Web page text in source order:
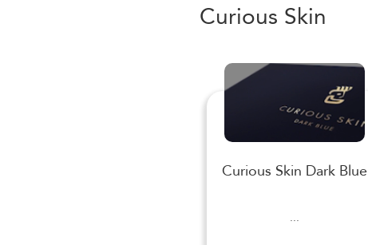
Curious Skin
Curious Skin Dark Blue
...